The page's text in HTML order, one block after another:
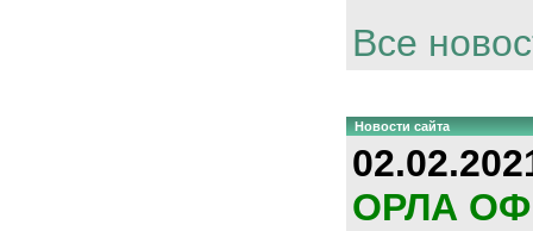
Все
Новости сайта
ОРЛА